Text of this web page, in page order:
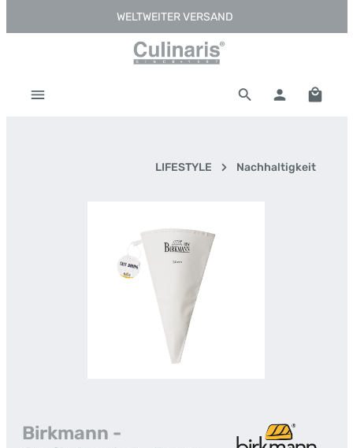
Zum Hauptinhalt springenWELTWEITER VERSAND
LIFESTYLE Nachhaltigkeit
Birkmann -